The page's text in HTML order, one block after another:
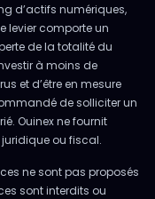
d’actifs numériques,
levier comporte un
de la totalité du
à moins de
et d’être en mesure
de solliciter un
Ouinex ne fournit
ou fiscal.
ne sont pas proposés
sont interdits ou